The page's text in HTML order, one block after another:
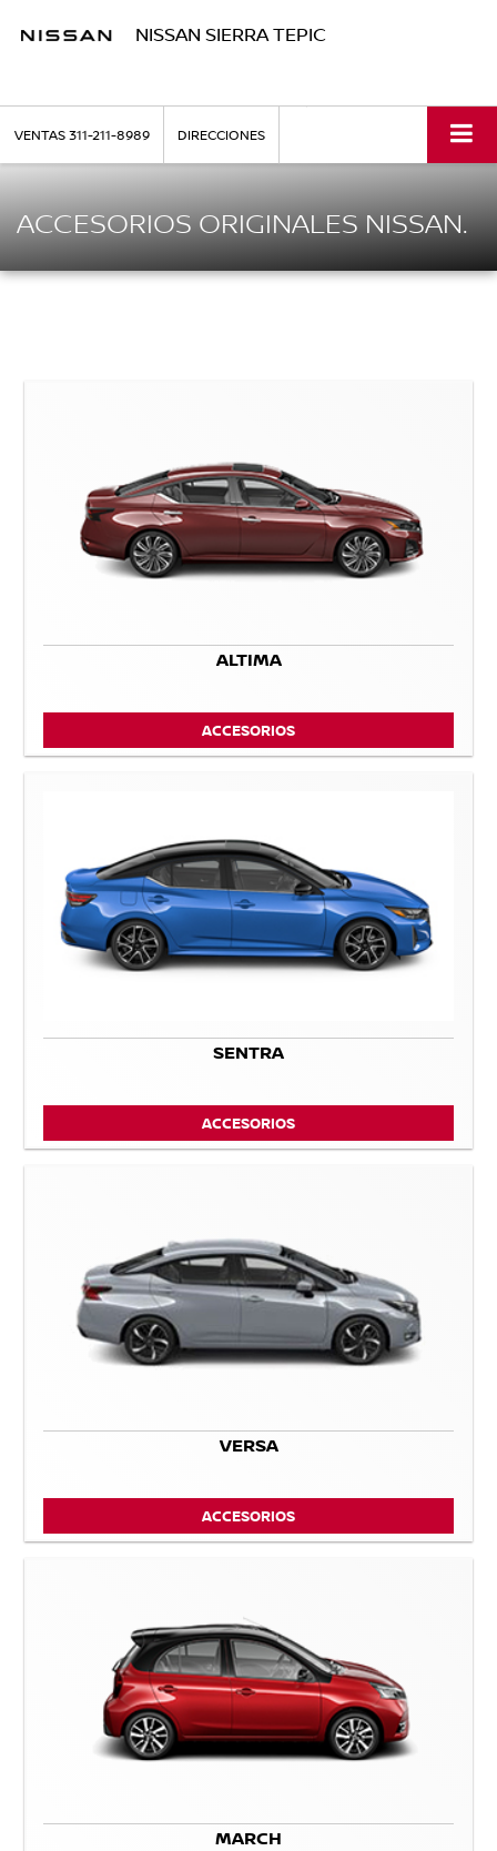
NISSAN SIERRA TEPIC
VENTAS311-211-8989 DIRECCIONES
ACCESORIOS ORIGINALES NISSAN.
ALTIMA
ACCESORIOS
SENTRA
ACCESORIOS
VERSA
ACCESORIOS
MARCH